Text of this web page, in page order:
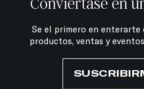
Se el primero en enterarte
productos, ventas y